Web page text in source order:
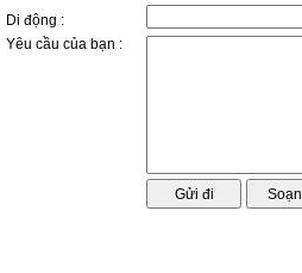
Di động :
Yêu cầu của bạn :